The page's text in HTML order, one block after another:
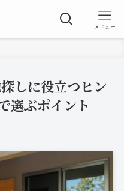
メニュー
しに役立つヒン
選ぶポイント